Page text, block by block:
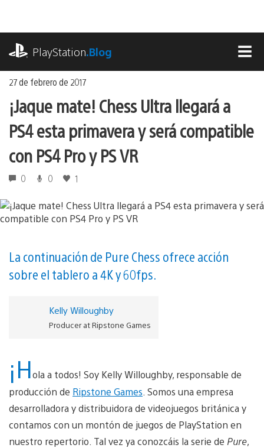
contenido
PlayStation.Blog
27 de febrero de 2017
¡Jaque mate! Chess Ultra llegará a
PS4 esta primavera y será compatible
con PS4 Pro y PS VR
0 0 1
La continuación de Pure Chess ofrece acción
sobre el tablero a 4K y 60fps.
Kelly Willoughby
Producer at Ripstone Games
¡Hola a todos! Soy Kelly Willoughby, responsable de
producción de Ripstone Games . Somos una empresa
desarrolladora y distribuidora de videojuegos británica y
contamos con un montón de juegos de PlayStation en
nuestro repertorio. Tal vez ya conozcáis la serie de Pure,